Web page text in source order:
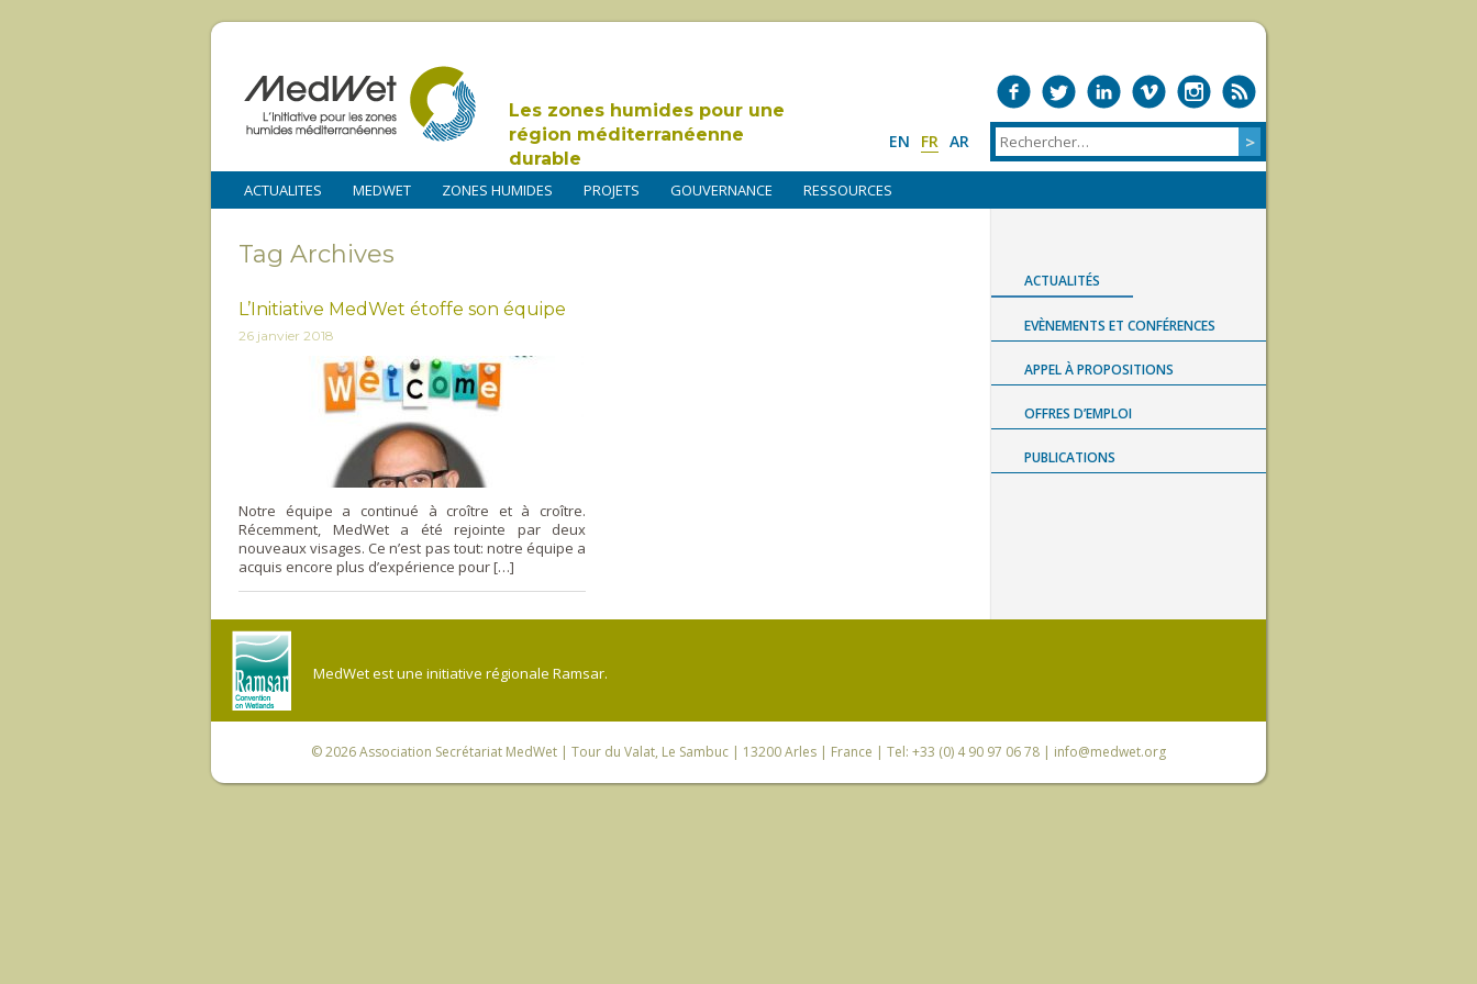
Les zones humides pour une
région méditerranéenne
durable
EN FR AR
ACTUALITES MEDWET ZONES HUMIDES PROJETS GOUVERNANCE RESSOURCES
Tag Archives
L’Initiative MedWet étoffe son équipe
26 janvier 2018
Notre équipe a continué à croître et à croître.
Récemment, MedWet a été rejointe par deux
nouveaux visages. Ce n’est pas tout: notre équipe a
acquis encore plus d’expérience pour […]
ACTUALITÉS
EVÈNEMENTS ET CONFÉRENCES
APPEL À PROPOSITIONS
OFFRES D’EMPLOI
PUBLICATIONS
MedWet est une initiative régionale Ramsar.
© 2026Association Secrétariat MedWet | Tour du Valat, Le Sambuc | 13200 Arles | France | Tel: +33 (0) 4 90 97 06 78 | info@medwet.org